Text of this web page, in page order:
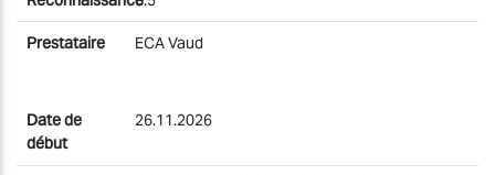
ECA Vaud
26.11.2026